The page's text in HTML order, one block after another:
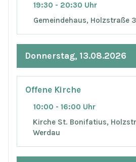
19:30 - 20:30 Uhr
Gemeindehaus, Holzstraße
Donnerstag, 13.08.2026
Offene Kirche
10:00 - 16:00 Uhr
Kirche St. Bonifatius,
Werdau